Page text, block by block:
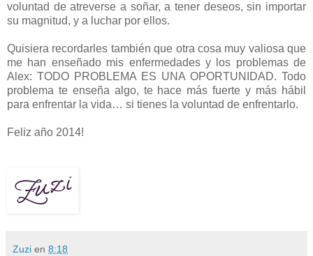
voluntad de atreverse a soñar, a tener deseos, sin importar
su magnitud, y a luchar por ellos.
Quisiera recordarles también que otra cosa muy valiosa que
me han enseñado mis enfermedades y los problemas de
Alex: TODO PROBLEMA ES UNA OPORTUNIDAD. Todo
problema te enseña algo, te hace más fuerte y más hábil
para enfrentar la vida… si tienes la voluntad de enfrentarlo.
Feliz año 2014!
Zuzi en 8:18